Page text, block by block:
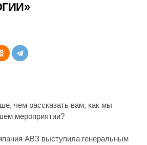
чем рассказать вам, как мы
мероприятии?
АВЗ выступила генеральным